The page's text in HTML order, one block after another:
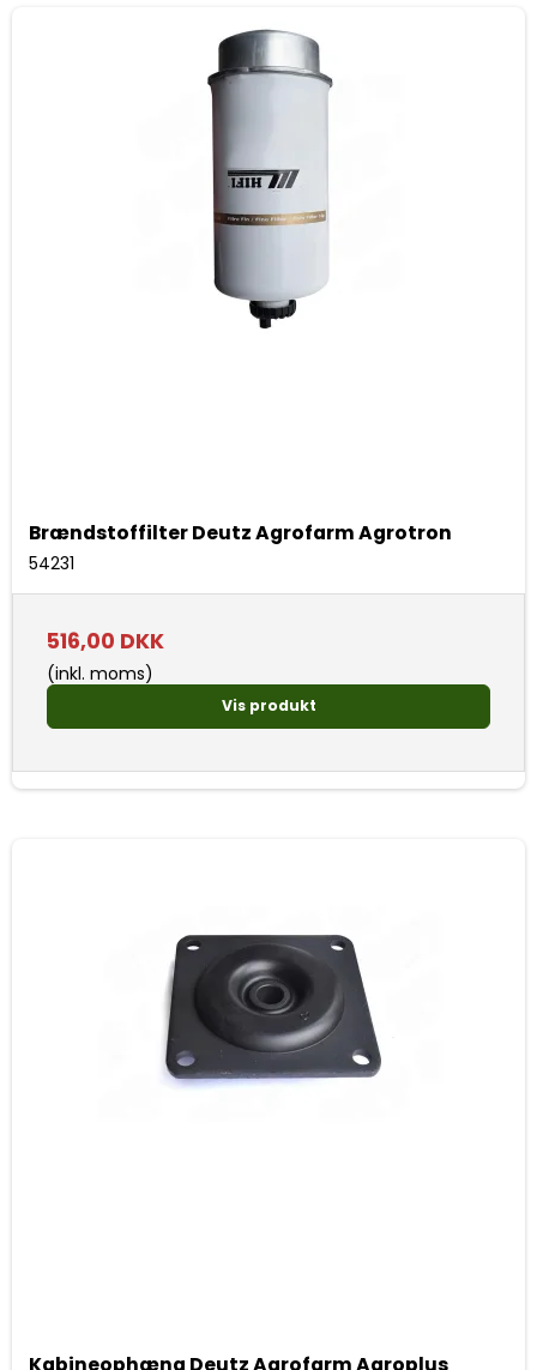
Brændstoffilter Deutz Agrofarm Agrotron
54231
516,00 DKK
(inkl. moms)
Vis produkt